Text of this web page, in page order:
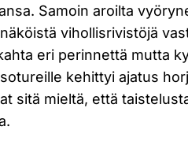
Samoin aroilta
vihollisrivistöjä
eri perinnettä mutta
kehittyi ajatus
sitä mieltä, että